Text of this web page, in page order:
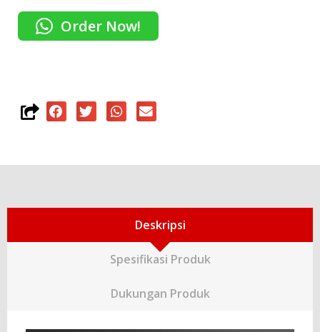
Order Now!
Deskripsi
Spesifikasi Produk
Dukungan Produk